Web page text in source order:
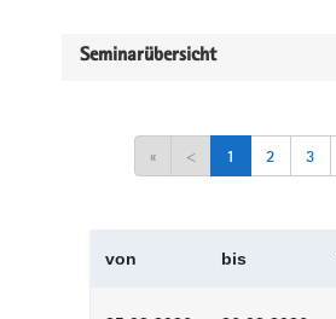
Seminarübersicht
« < 1 2 3
von bis